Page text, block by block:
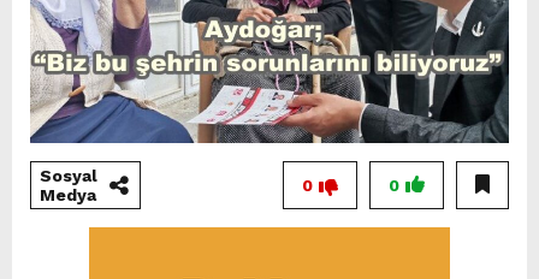
Sosyal
Medya
0
0